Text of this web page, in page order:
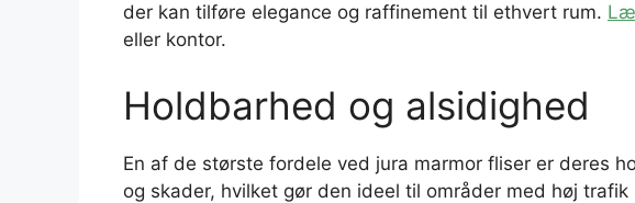
der kan tilføre elegance og raffinement til ethvert rum.
eller kontor.
Holdbarhed og alsidighed
En af de største fordele ved jura marmor fliser er deres
og skader, hvilket gør den ideel til områder med høj